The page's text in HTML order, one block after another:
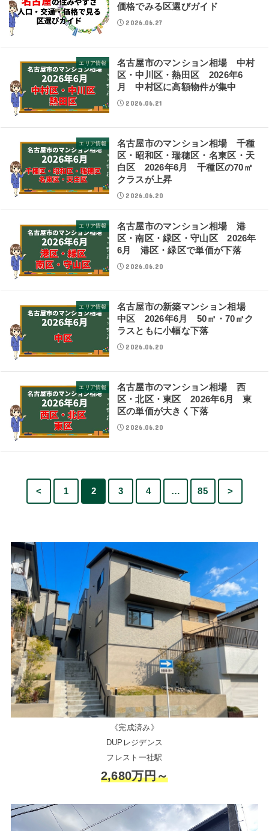
価格でみる区選びガイド
2026.06.27
エリア情報
名古屋市のマンション相場 中村
区・中川区・熱田区 2026年6
月 中村区に高額物件が集中
2026.06.21
エリア情報
名古屋市のマンション相場 千種
区・昭和区・瑞穂区・名東区・天
白区 2026年6月 千種区の70㎡
クラスが上昇
2026.06.20
エリア情報
名古屋市のマンション相場 港
区・南区・緑区・守山区 2026年
6月 港区・緑区で単価が下落
2026.06.20
エリア情報
名古屋市の新築マンション相場
中区 2026年6月 50㎡・70㎡ク
ラスともに小幅な下落
2026.06.20
エリア情報
名古屋市のマンション相場 西
区・北区・東区 2026年6月 東
区の単価が大きく下落
2026.06.20
< 1 2 3 4 … 85 >
《完成済み》
DUPレジデンス
フレスト一社駅
2,680万円～